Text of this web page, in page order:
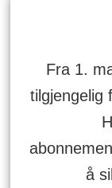
Fra 1.
tilgjengelig
å